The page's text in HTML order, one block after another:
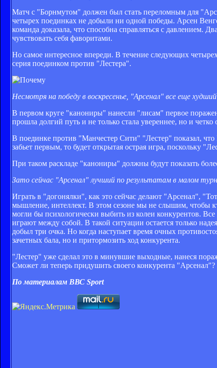
Матч с "Борнмутом" должен был стать переломным для
четырех поединках не добыли ни одной победы. Арсен
команда доказала, что способна справляться с давлением.
чувствовать себя фаворитами.
Но самое интересное впереди. В течение следующих
серия поединком против "Лестера".
Несмотря на победу в воскресенье, "Арсенал" все еще
В первом круге "канониры" нанесли "лисам" первое
прошла долгий путь и не только стала увереннее, но и четко
В поединке против "Манчестер Сити" "Лестер" показал,
забьет первым, то будет открытая острая игра, поскольку
При таком раскладе "канониры" должны будут показать
Зато сейчас "Арсенал" лучший по результатам в малом
Играть в "догонялки", как это сейчас делают "Арсенал",
мышление, интеллект. В этом сезоне мы не слышим, чтобы
могли бы психологически выбить из колеи конкурентов.
играют между собой. В такой ситуации остается только
добыл три очка. Но когда наступает время очных
зачетных бала, но и притормозить ход конкурента.
"Лестер" уже сделал это в минувшие выходные, нанеся
Сможет ли теперь придушить своего конкурента "Арсенал"?
По материалам ВВС Sport